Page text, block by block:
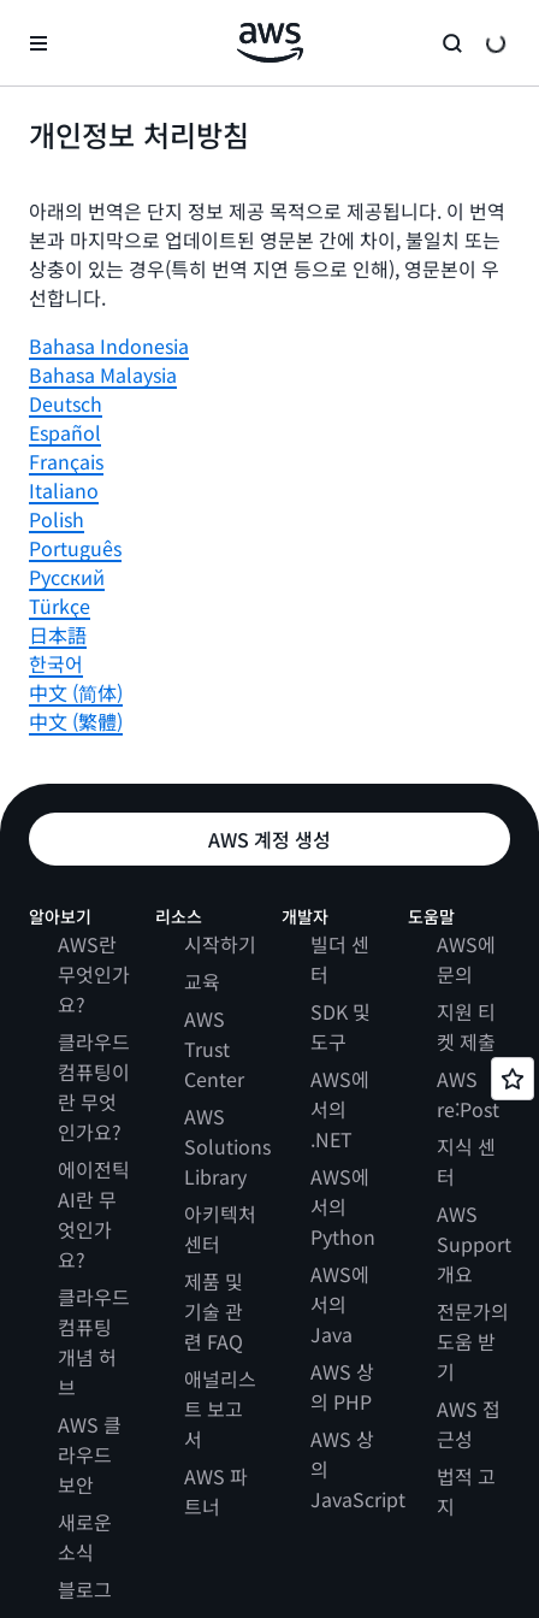
개인정보 처리방침
아래의 번역은 단지 정보 제공 목적으로 제공됩니다. 이 번역
본과 마지막으로 업데이트된 영문본 간에 차이, 불일치 또는
상충이 있는 경우(특히 번역 지연 등으로 인해), 영문본이 우
선합니다.
Bahasa Indonesia
Bahasa Malaysia
Deutsch
Español
Français
Italiano
Polish
Português
Ρусский
Türkçe
日本語
한국어
中文 (简体)
中文 (繁體)
AWS 계정 생성
알아보기
AWS란
무엇인가
요?
클라우드
컴퓨팅이
란 무엇
인가요?
에이전틱
AI란 무
엇인가
요?
클라우드
컴퓨팅
개념 허
브
AWS 클
라우드
보안
새로운
소식
블로그
리소스
시작하기
교육
AWS
Trust
Center
AWS
Solutions
Library
아키텍처
센터
제품 및
기술 관
련 FAQ
애널리스
트 보고
서
AWS 파
트너
개발자
빌더 센
터
SDK 및
도구
AWS에
서의
.NET
AWS에
서의
Python
AWS에
서의
Java
AWS 상
의 PHP
AWS 상
의
JavaScript
도움말
AWS에
문의
지원 티
켓 제출
AWS
re:Post
지식 센
터
AWS
Support
개요
전문가의
도움 받
기
AWS 접
근성
법적 고
지